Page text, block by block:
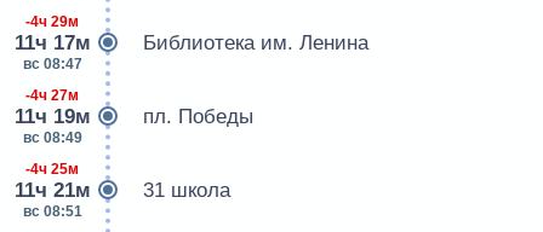
-4ч 29м
11ч 17м
вс 08:47
Библиотека им. Ленина
-4ч 27м
11ч 19м
вс 08:49
пл. Победы
-4ч 25м
11ч 21м
вс 08:51
31 школа